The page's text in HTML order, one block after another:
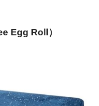
Egg Roll）